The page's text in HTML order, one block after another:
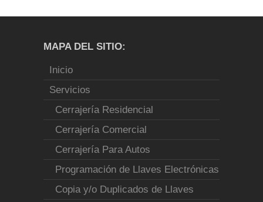
MAPA DEL SITIO:
Inicio
Servicios
Cerrajería Residencial
Cerrajería Comercial
Cerrajería Para Autos
Programación de Llaves Electrónicas
Copia y/o Duplicados de Llaves